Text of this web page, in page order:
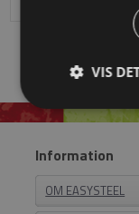
Information
OM EASYSTEEL
VIS